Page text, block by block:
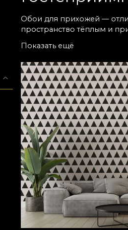
Обои для прихожей —
пространство тёплым и
с тонкой текстурой,
современный стиль?
визуально расширяет
помогут получить
Разные
У нас много моделей для
выдерживают
варианты с
персонализировать
VLAdiLA поможет
атмосферой, которая
Показать ещё